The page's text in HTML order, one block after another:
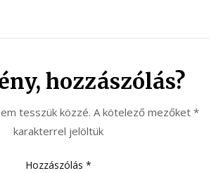
hozzászólás?
tesszük közzé. A kötelező mezőket *
karakterrel jelöltük
Hozzászólás *